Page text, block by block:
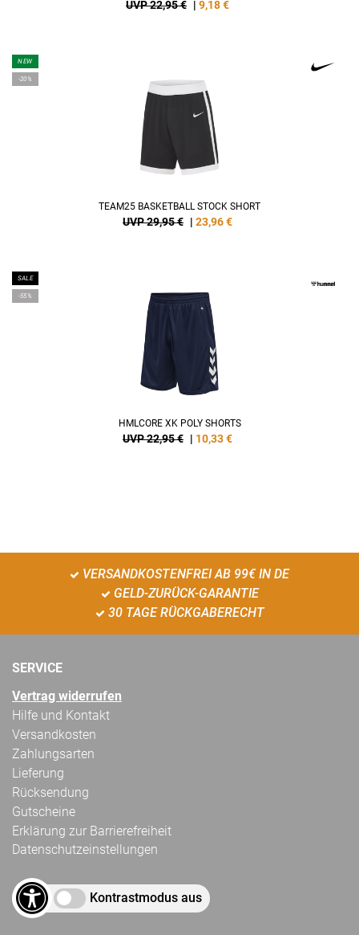
UVP 22,95 € | 9,18€
NEW
-20%
TEAM25 BASKETBALL STOCK SHORT
UVP 29,95 € | 23,96€
SALE
-55%
HMLCORE XK POLY SHORTS
UVP 22,95 € | 10,33€
VERSANDKOSTENFREI AB 99€ IN DE
GELD-ZURÜCK-GARANTIE
30 TAGE RÜCKGABERECHT
SERVICE
Vertrag widerrufen
Hilfe und Kontakt
Versandkosten
Zahlungsarten
Lieferung
Rücksendung
Gutscheine
Erklärung zur Barrierefreiheit
Datenschutzeinstellungen
Kontrastmodus aus